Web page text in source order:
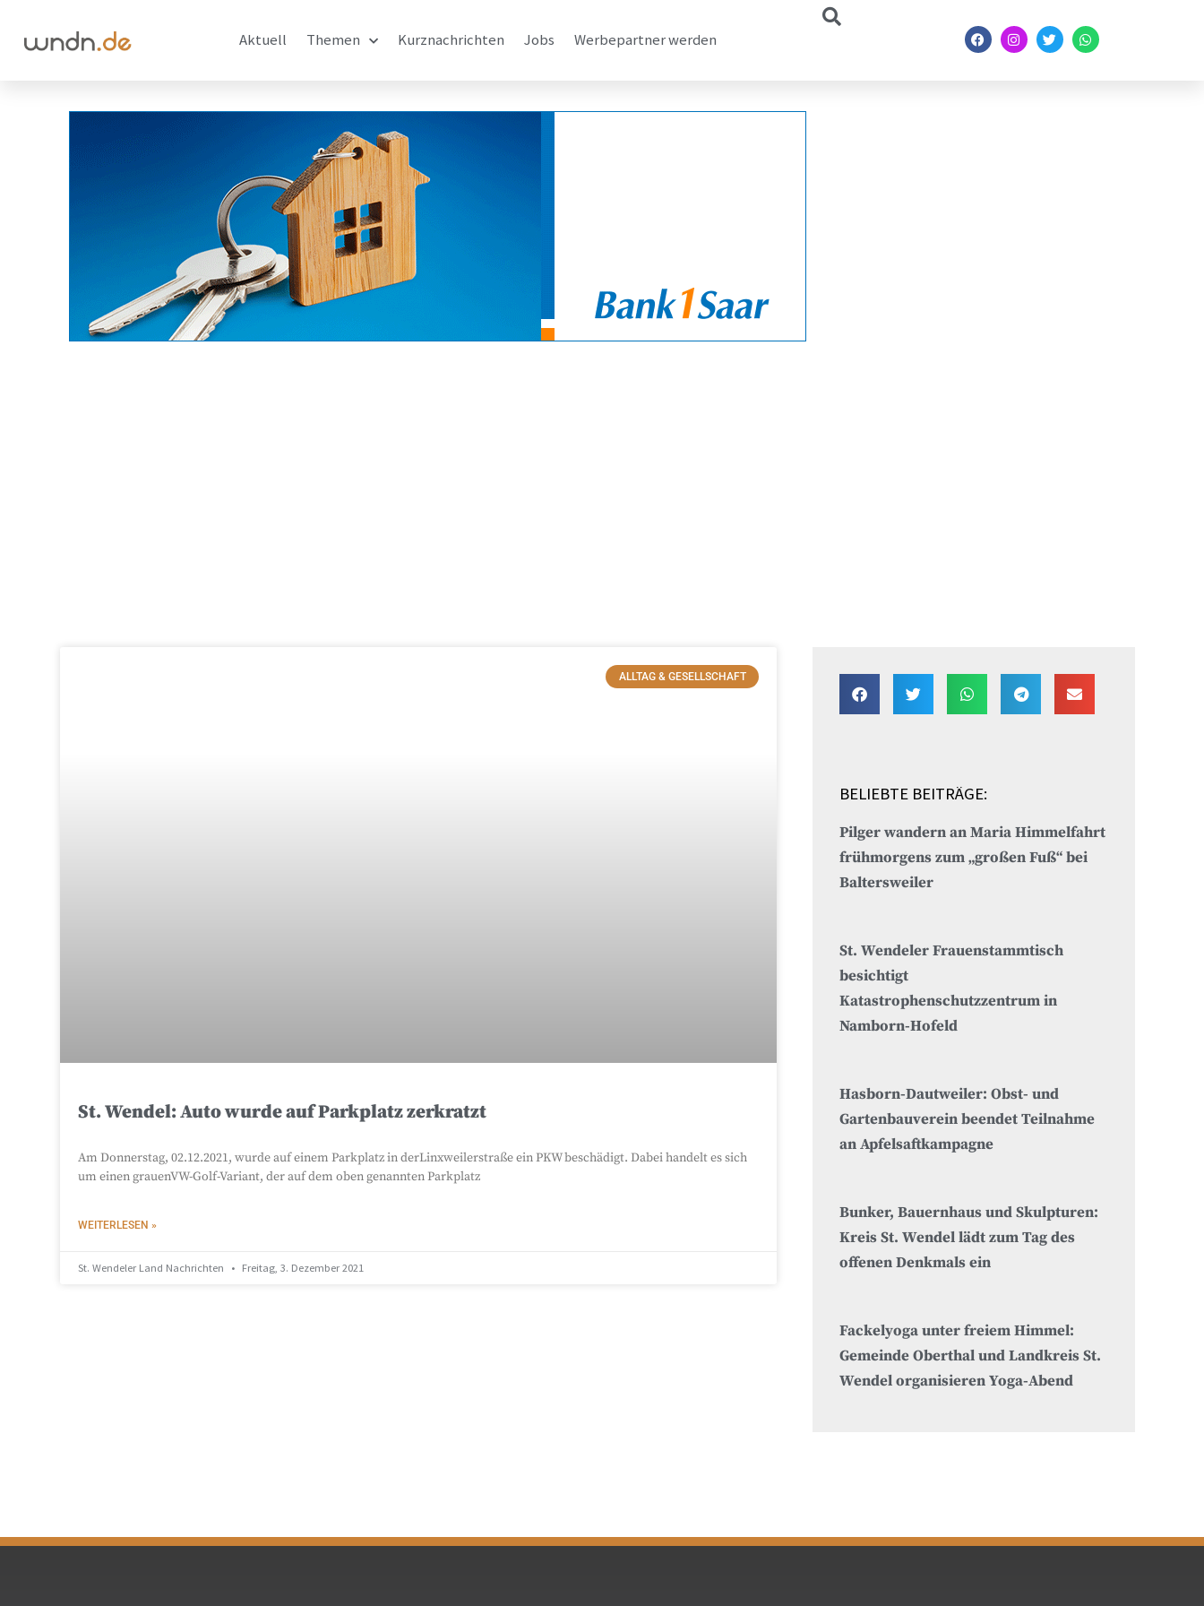
Aktuell Themen Kurznachrichten Jobs Werbepartner werden
ALLTAG & GESELLSCHAFT
St. Wendel: Auto wurde auf Parkplatz zerkratzt
Am Donnerstag, 02.12.2021, wurde auf einem Parkplatz in derLinxweilerstraße ein PKW beschädigt. Dabei handelt es sich
um einen grauenVW-Golf-Variant, der auf dem oben genannten Parkplatz
WEITERLESEN »
St. Wendeler Land Nachrichten Freitag, 3. Dezember 2021
BELIEBTE BEITRÄGE:
Pilger wandern an Maria Himmelfahrt
frühmorgens zum „großen Fuß“ bei
Baltersweiler
St. Wendeler Frauenstammtisch
besichtigt
Katastrophenschutzzentrum in
Namborn-Hofeld
Hasborn-Dautweiler: Obst- und
Gartenbauverein beendet Teilnahme
an Apfelsaftkampagne
Bunker, Bauernhaus und Skulpturen:
Kreis St. Wendel lädt zum Tag des
offenen Denkmals ein
Fackelyoga unter freiem Himmel:
Gemeinde Oberthal und Landkreis St.
Wendel organisieren Yoga-Abend